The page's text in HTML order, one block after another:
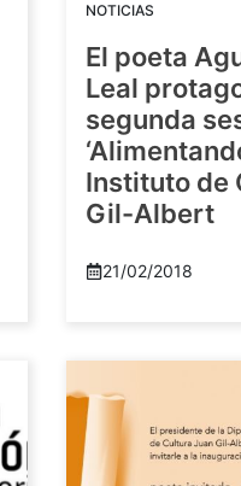
NOTICIAS
El poeta
Leal
segunda
Instituto de
Gil-Albert
21/02/2018